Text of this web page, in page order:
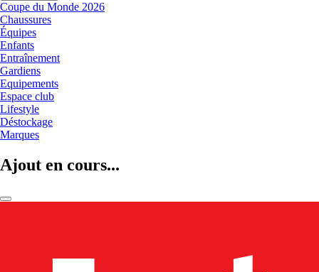
Coupe du Monde 2026
Chaussures
Équipes
Enfants
Entraînement
Gardiens
Equipements
Espace club
Lifestyle
Déstockage
Marques
Ajout en cours...